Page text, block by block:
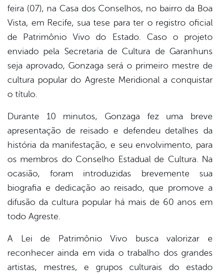
feira (07), na Casa dos Conselhos, no bairro da Boa
Vista, em Recife, sua tese para ter o registro oficial
de Patrimônio Vivo do Estado. Caso o projeto
enviado pela Secretaria de Cultura de Garanhuns
seja aprovado, Gonzaga será o primeiro mestre de
cultura popular do Agreste Meridional a conquistar
o título.
Durante 10 minutos, Gonzaga fez uma breve
apresentação de reisado e defendeu detalhes da
história da manifestação, e seu envolvimento, para
os membros do Conselho Estadual de Cultura. Na
ocasião, foram introduzidas brevemente sua
biografia e dedicação ao reisado, que promove a
difusão da cultura popular há mais de 60 anos em
todo Agreste.
A Lei de Patrimônio Vivo busca valorizar e
reconhecer ainda em vida o trabalho dos grandes
artistas, mestres, e grupos culturais do estado